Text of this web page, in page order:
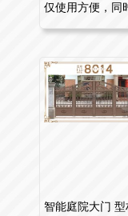
仅使用方便，同
智能庭院大门